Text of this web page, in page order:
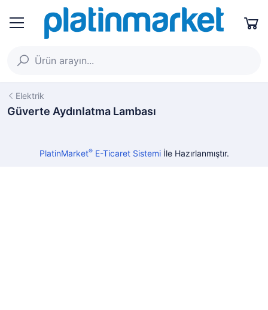
Elektrik
Güverte Aydınlatma Lambası
PlatinMarket®E-Ticaret Sistemiİle Hazırlanmıştır.